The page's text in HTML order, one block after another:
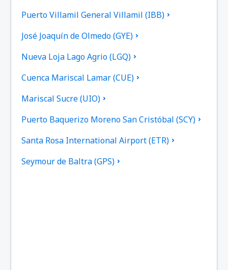
Puerto Villamil General Villamil (IBB)
José Joaquín de Olmedo (GYE)
Nueva Loja Lago Agrio (LGQ)
Cuenca Mariscal Lamar (CUE)
Mariscal Sucre (UIO)
Puerto Baquerizo Moreno San Cristóbal (SCY)
Santa Rosa International Airport (ETR)
Seymour de Baltra (GPS)